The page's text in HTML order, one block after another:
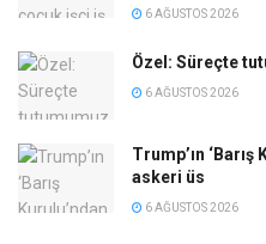
6 AĞUSTOS 2026
Özel: Süreçte
6 AĞUSTOS 2026
Trump’ın
askeri üs
6 AĞUSTOS 2026